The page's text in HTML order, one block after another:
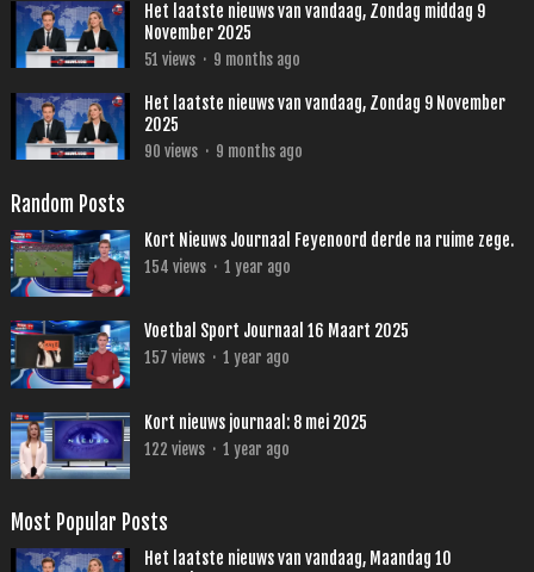
Het laatste nieuws van vandaag, Zondag middag 9
November 2025
51 views · 9 months ago
Het laatste nieuws van vandaag, Zondag 9 November
2025
90 views · 9 months ago
Random Posts
Kort Nieuws Journaal Feyenoord derde na ruime zege.
154 views · 1 year ago
Voetbal Sport Journaal 16 Maart 2025
157 views · 1 year ago
Kort nieuws journaal: 8 mei 2025
122 views · 1 year ago
Most Popular Posts
Het laatste nieuws van vandaag, Maandag 10